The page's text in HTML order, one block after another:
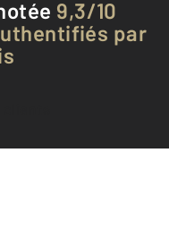
9,3/10
par
clients